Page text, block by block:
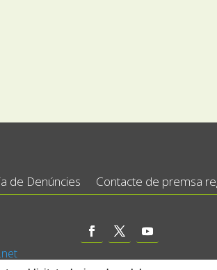
de Denúncies Contacte de premsa